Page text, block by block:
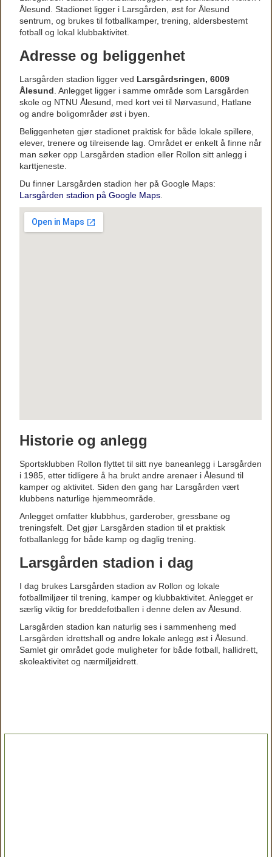
Ålesund. Stadionet ligger i Larsgården, øst for Ålesund
sentrum, og brukes til fotballkamper, trening, aldersbestemt
fotball og lokal klubbaktivitet.
Adresse og beliggenhet
Larsgården stadion ligger ved Larsgårdsringen, 6009
Ålesund . Anlegget ligger i samme område som Larsgården
skole og NTNU Ålesund, med kort vei til Nørvasund, Hatlane
og andre boligområder øst i byen.
Beliggenheten gjør stadionet praktisk for både lokale spillere,
elever, trenere og tilreisende lag. Området er enkelt å finne når
man søker opp Larsgården stadion eller Rollon sitt anlegg i
karttjeneste.
Du finner Larsgården stadion her på Google Maps:
Larsgården stadion på Google Maps
Historie og anlegg
Sportsklubben Rollon flyttet til sitt nye baneanlegg i Larsgården
i 1985, etter tidligere å ha brukt andre arenaer i Ålesund til
kamper og aktivitet. Siden den gang har Larsgården vært
klubbens naturlige hjemmeområde.
Anlegget omfatter klubbhus, garderober, gressbane og
treningsfelt. Det gjør Larsgården stadion til et praktisk
fotballanlegg for både kamp og daglig trening.
Larsgården stadion i dag
I dag brukes Larsgården stadion av Rollon og lokale
fotballmiljøer til trening, kamper og klubbaktivitet. Anlegget er
særlig viktig for breddefotballen i denne delen av Ålesund.
Larsgården stadion kan naturlig ses i sammenheng med
Larsgården idrettshall og andre lokale anlegg øst i Ålesund.
Samlet gir området gode muligheter for både fotball, hallidrett,
skoleaktivitet og nærmiljøidrett.